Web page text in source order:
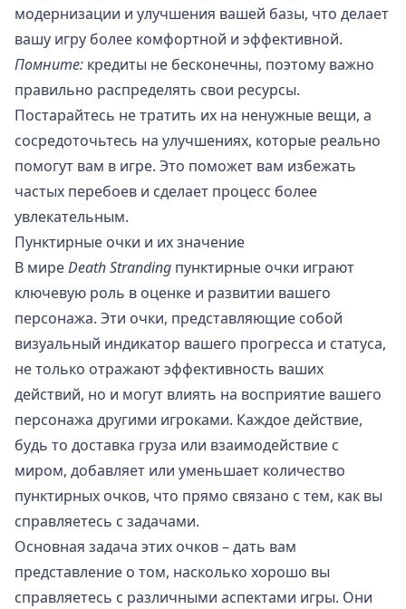
модернизации и улучшения вашей базы, что делает
вашу игру более комфортной и эффективной.
Помните: кредиты не бесконечны, поэтому важно
правильно распределять свои ресурсы.
Постарайтесь не тратить их на ненужные вещи, а
сосредоточьтесь на улучшениях, которые реально
помогут вам в игре. Это поможет вам избежать
частых перебоев и сделает процесс более
увлекательным.
Пунктирные очки и их значение
В миреDeath Stranding пунктирные очки играют
ключевую роль в оценке и развитии вашего
персонажа. Эти очки, представляющие собой
визуальный индикатор вашего прогресса и статуса,
не только отражают эффективность ваших
действий, но и могут влиять на восприятие вашего
персонажа другими игроками. Каждое действие,
будь то доставка груза или взаимодействие с
миром, добавляет или уменьшает количество
пунктирных очков, что прямо связано с тем, как вы
справляетесь с задачами.
Основная задача этих очков – дать вам
представление о том, насколько хорошо вы
справляетесь с различными аспектами игры. Они